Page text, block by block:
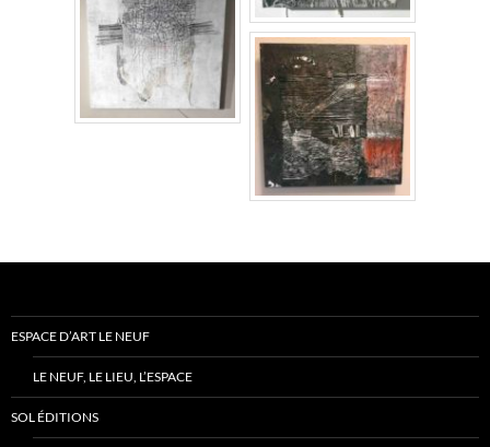
ESPACE D’ART LE NEUF
LE NEUF, LE LIEU, L’ESPACE
SOL ÉDITIONS